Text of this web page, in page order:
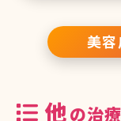
ーラーのメリット 1-
イム 2.ダーマロー
できる? 2-2.美容ク
美容
他の治